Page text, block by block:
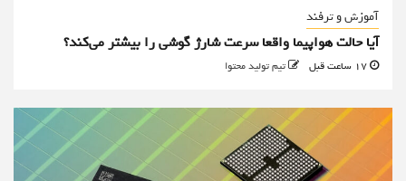
آموزش و ترفند
آیا حالت هواپیما واقعا سرعت شارژ گوشی را بیشتر می‌کند؟
تیم تولید محتوا